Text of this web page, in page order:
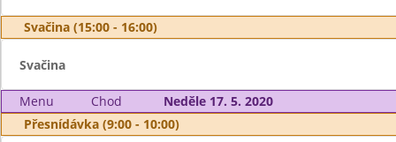
Svačina (15:00 - 16:00)
Svačina
Menu Chod
Neděle 17. 5. 2020
Přesnídávka (9:00 - 10:00)